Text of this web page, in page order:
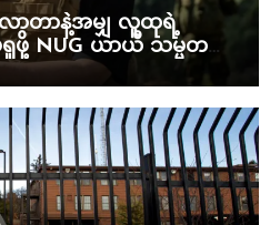
လာတာနဲ့အမျှ လူထုရဲ့
ဖို့ NUG ယာယီ သမ္မတ